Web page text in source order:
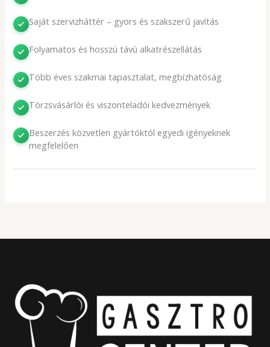
Saját szervizháttér – gyors és szakszerű javítás
Folyamatos és hosszú távú alkatrészellátás
Több éves szakmai tapasztalat, megbízhatóság
Törzsvásárlói és viszonteladói kedvezmények
Beszerzés közvetlen gyártóktól egyedi igényeknek
megfelelően